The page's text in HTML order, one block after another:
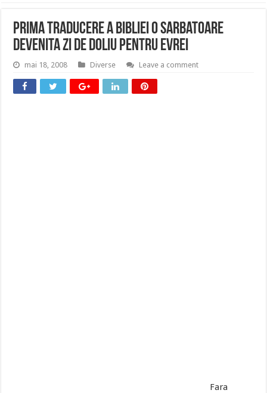
Prima traducere a Bibliei o sarbatoare
devenita zi de doliu pentru evrei
mai 18, 2008 Diverse Leave a comment
Fara